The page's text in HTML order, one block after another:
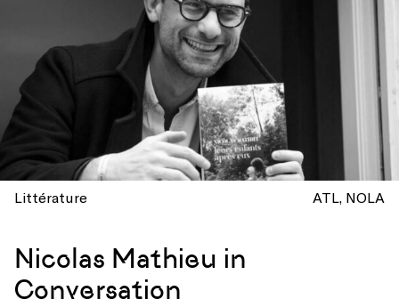
Littérature ATL NOLA
Nicolas Mathieu in
Conversation